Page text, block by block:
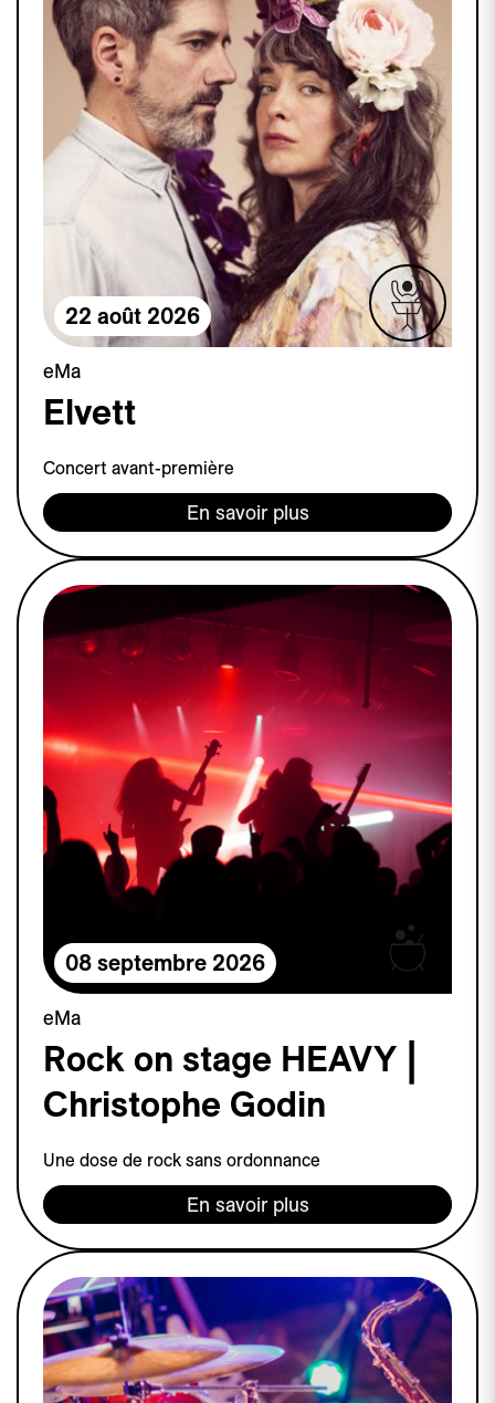
22 août 2026
eMa
Elvett
Concert avant-première
En savoir plus
08 septembre 2026
eMa
Rock on stage HEAVY |
Christophe Godin
Une dose de rock sans ordonnance
En savoir plus